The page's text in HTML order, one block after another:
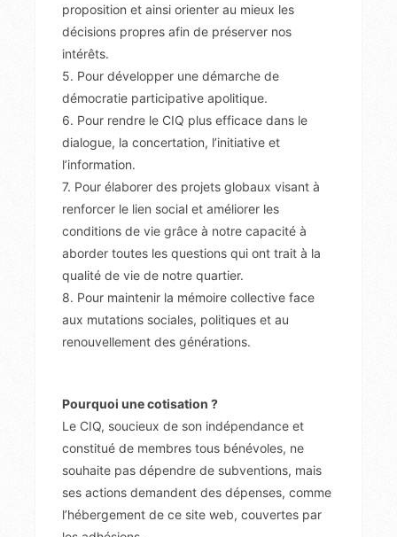
proposition et ainsi orienter au mieux les
décisions propres afin de préserver nos
intérêts.
5. Pour développer une démarche de
démocratie participative apolitique.
6. Pour rendre le CIQ plus efficace dans le
dialogue, la concertation, l’initiative et
l’information.
7. Pour élaborer des projets globaux visant à
renforcer le lien social et améliorer les
conditions de vie grâce à notre capacité à
aborder toutes les questions qui ont trait à la
qualité de vie de notre quartier.
8. Pour maintenir la mémoire collective face
aux mutations sociales, politiques et au
renouvellement des générations.
Pourquoi une cotisation ?
Le CIQ, soucieux de son indépendance et
constitué de membres tous bénévoles, ne
souhaite pas dépendre de subventions, mais
ses actions demandent des dépenses, comme
l’hébergement de ce site web, couvertes par